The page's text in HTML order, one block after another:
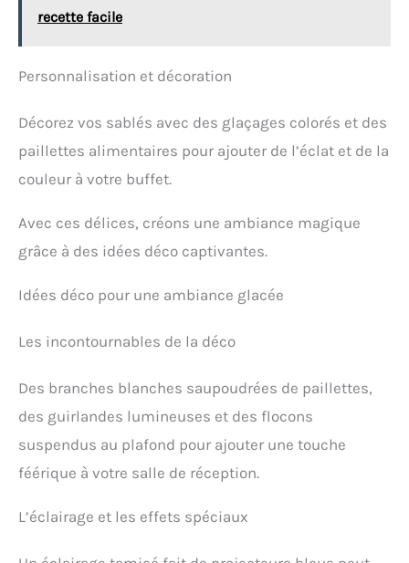
recette facile
Personnalisation et décoration
Décorez vos sablés avec des glaçages colorés et des
paillettes alimentaires pour ajouter de l’éclat et de la
couleur à votre buffet.
Avec ces délices, créons une ambiance magique
grâce à des idées déco captivantes.
Idées déco pour une ambiance glacée
Les incontournables de la déco
Des branches blanches saupoudrées de paillettes,
des guirlandes lumineuses et des flocons
suspendus au plafond pour ajouter une touche
féérique à votre salle de réception.
L’éclairage et les effets spéciaux